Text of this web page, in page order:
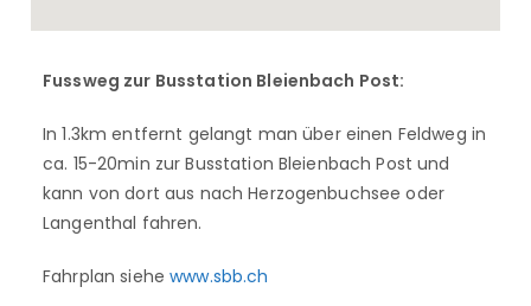
Fussweg zur Busstation Bleienbach Post:
In 1.3km entfernt gelangt man über einen Feldweg in
ca. 15-20min zur Busstation Bleienbach Post und
kann von dort aus nach Herzogenbuchsee oder
Langenthal fahren.
Fahrplan siehewww.sbb.ch